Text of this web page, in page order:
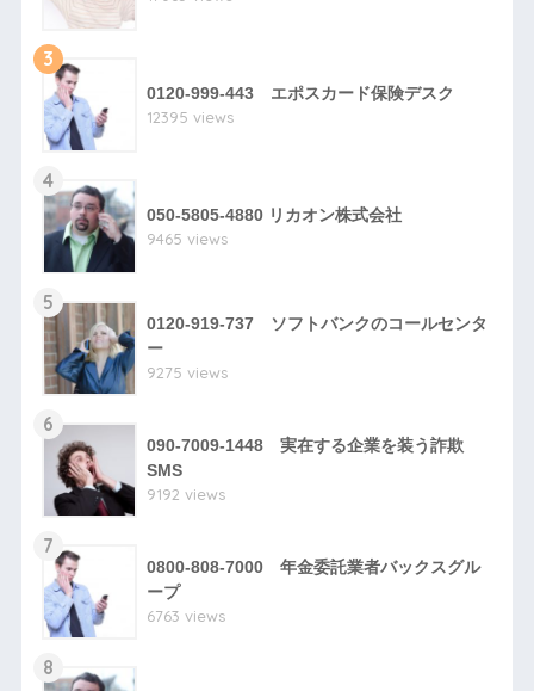
3
0120-999-443 エポスカード保険デスク
12395 views
4
050-5805-4880 リカオン株式会社
9465 views
5
0120-919-737 ソフトバンクのコールセンタ
ー
9275 views
6
090-7009-1448 実在する企業を装う詐欺
SMS
9192 views
7
0800-808-7000 年金委託業者バックスグル
ープ
6763 views
8